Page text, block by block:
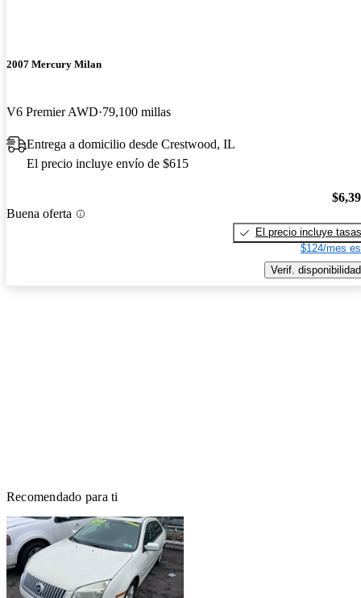
2007 Mercury Milan
V6 Premier AWD 79,100 millas
Entrega a domicilio desde Crestwood, IL
El precio incluye envío de $615
Buena oferta
El precio incluye tasas
$124/mes
Verif. disponibilidad
Recomendado para ti